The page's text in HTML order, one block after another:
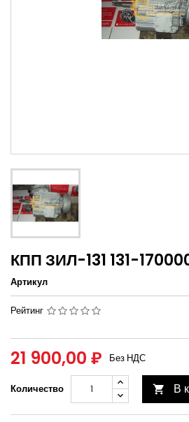
КПП ЗИЛ-131 131-
Артикул
Рейтинг
21 900,00 ₽ Без НДС
Количество  В